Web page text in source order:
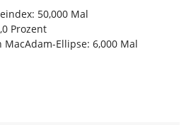
50,000 Mal
Prozent
Ellipse: 6,000 Mal